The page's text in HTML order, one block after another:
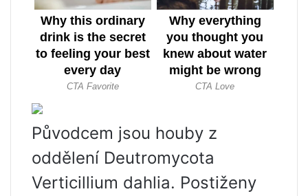
Původcem jsou houby z
oddělení Deutromycota
Verticillium dahlia. Postiženy